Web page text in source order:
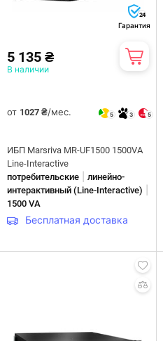
24
Гарантия
5 135 ₴
В наличии
от 1027 ₴/мес. 5 3 5
ИБП Marsriva MR-UF1500 1500VA
Line-Interactive
потребительские
линейно-
интерактивны­й (Line-Interactive)
1500 VA
Бесплатная доставка